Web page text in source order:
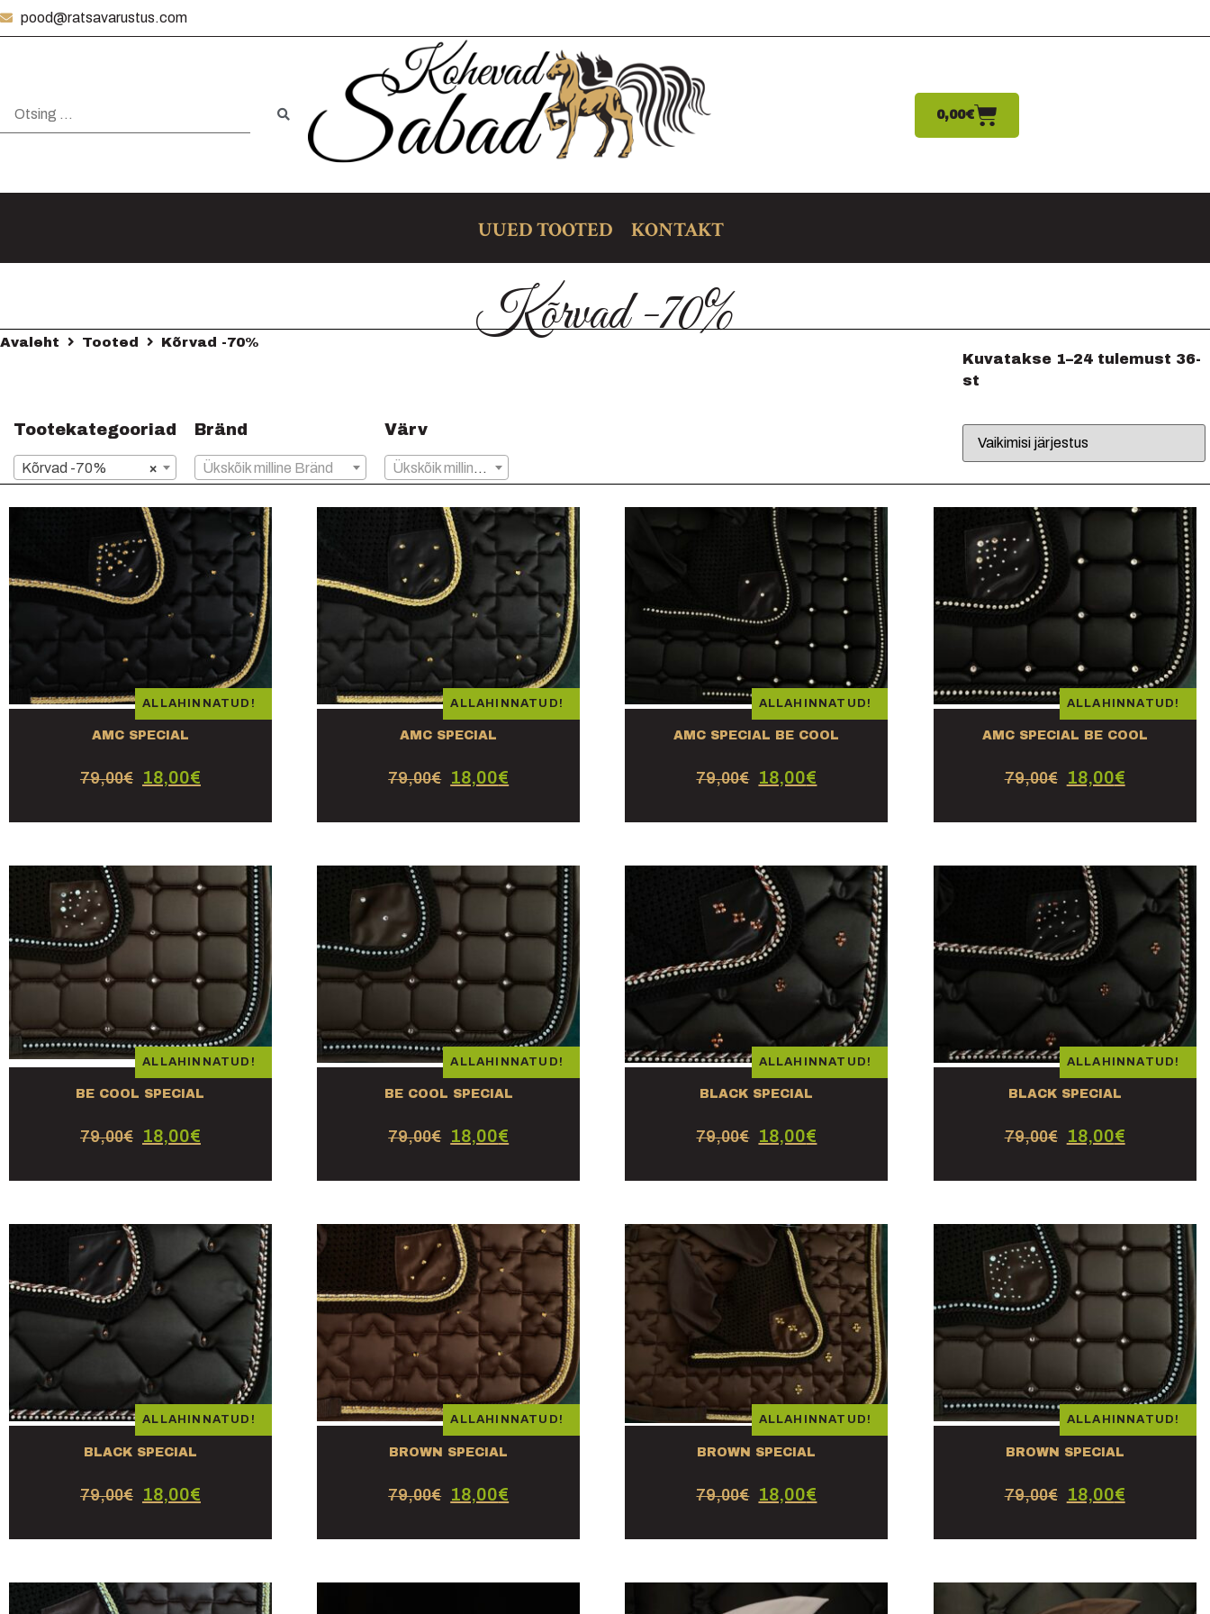
pood@ratsavarustus.com
0,00€
UUED TOOTED KONTAKT
Kõrvad -70%
Avaleht Tooted Kõrvad -70%
Tootekategooriad
×
Kõrvad -70%
Bränd
Ükskõik milline Bränd
Värv
Ükskõik milline Värvid
Kuvatakse 1–24 tulemust 36-
st
ALLAHINNATUD!
AMC SPECIAL
79,00€ 18,00€
ALLAHINNATUD!
AMC SPECIAL
79,00€ 18,00€
ALLAHINNATUD!
AMC SPECIAL BE COOL
79,00€ 18,00€
ALLAHINNATUD!
AMC SPECIAL BE COOL
79,00€ 18,00€
ALLAHINNATUD!
BE COOL SPECIAL
79,00€ 18,00€
ALLAHINNATUD!
BE COOL SPECIAL
79,00€ 18,00€
ALLAHINNATUD!
BLACK SPECIAL
79,00€ 18,00€
ALLAHINNATUD!
BLACK SPECIAL
79,00€ 18,00€
ALLAHINNATUD!
BLACK SPECIAL
79,00€ 18,00€
ALLAHINNATUD!
BROWN SPECIAL
79,00€ 18,00€
ALLAHINNATUD!
BROWN SPECIAL
79,00€ 18,00€
ALLAHINNATUD!
BROWN SPECIAL
79,00€ 18,00€